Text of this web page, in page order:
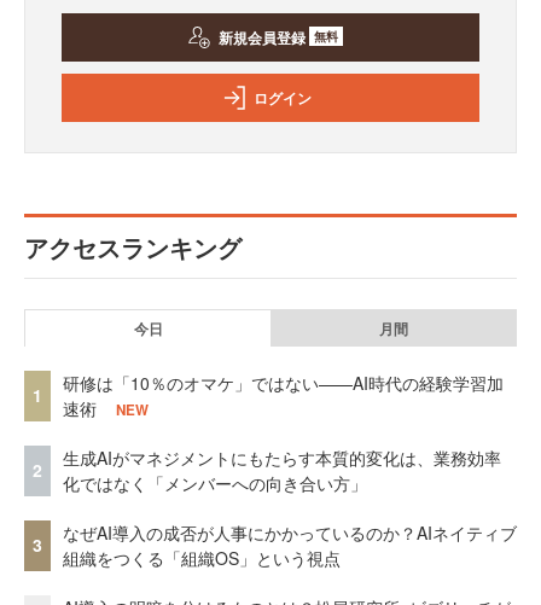
新規会員登録 無料
ログイン
アクセスランキング
今日 月間
1
研修は「10％のオマケ」ではない——AI時代の経験学習加
速術
NEW
2
生成AIがマネジメントにもたらす本質的変化は、業務効率
化ではなく「メンバーへの向き合い方」
3
なぜAI導入の成否が人事にかかっているのか？AIネイティブ
組織をつくる「組織OS」という視点